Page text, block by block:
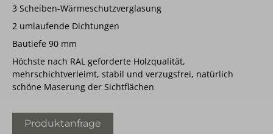
3 Scheiben-Wärmeschutzverglasung
2 umlaufende Dichtungen
Bautiefe 90 mm
Höchste nach RAL geforderte Holzqualität,
mehrschichtverleimt, stabil und verzugsfrei, natürlich
schöne Maserung der Sichtflächen
Produktanfrage